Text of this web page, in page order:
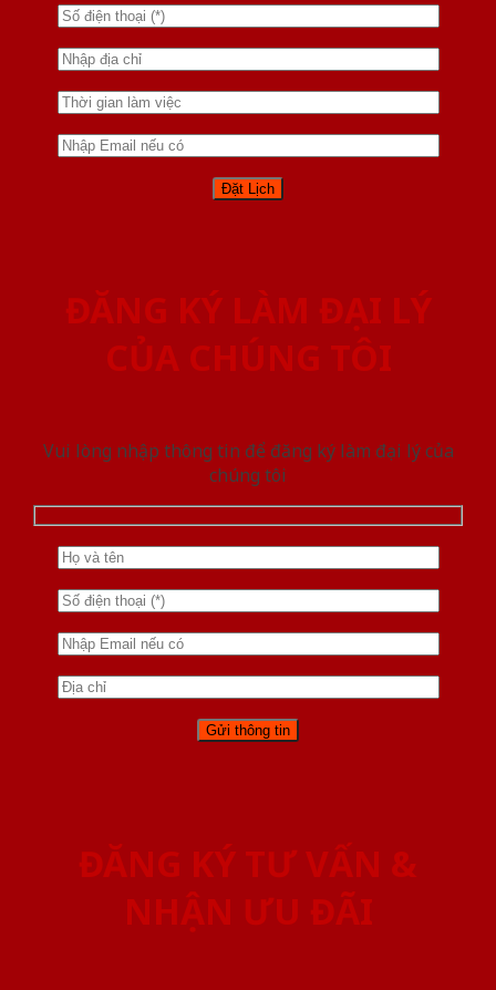
ĐĂNG KÝ LÀM ĐẠI LÝ
CỦA CHÚNG TÔI
Vui lòng nhập thông tin để đăng ký làm đại lý của
chúng tôi
ĐĂNG KÝ TƯ VẤN &
NHẬN ƯU ĐÃI